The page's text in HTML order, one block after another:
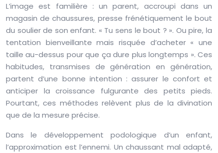
L’image est familière : un parent, accroupi dans un
magasin de chaussures, presse frénétiquement le bout
du soulier de son enfant. « Tu sens le bout ? ». Ou pire, la
tentation bienveillante mais risquée d’acheter « une
taille au-dessus pour que ça dure plus longtemps ». Ces
habitudes, transmises de génération en génération,
partent d’une bonne intention : assurer le confort et
anticiper la croissance fulgurante des petits pieds.
Pourtant, ces méthodes relèvent plus de la divination
que de la mesure précise.
Dans le développement podologique d’un enfant,
l’approximation est l’ennemi. Un chaussant mal adapté,